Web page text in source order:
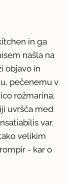
in ga
našla na
objavo in
pečenemu v
rožmarina;
uvršča med
var.
velikim
- kar o